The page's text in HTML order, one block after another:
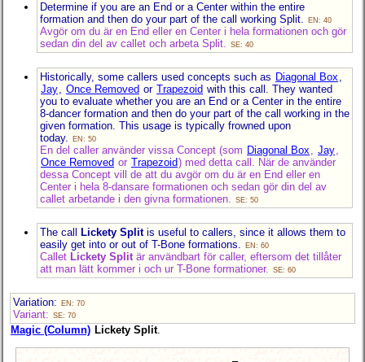
Determine if you are an End or a Center within the entire
formation and then do your part of the call working Split.
EN: 40
Avgör om du är en End eller en Center i hela formationen och gör
sedan din del av callet och arbeta Split. SE: 40
Historically, some callers used concepts such as Diagonal Box,
Jay, Once Removed or Trapezoid with this call. They wanted
you to evaluate whether you are an End or a Center in the entire
8-dancerformation and then do your part of the call working in the
given formation. This usage is typically frowned upon
today.
EN: 50
En del caller använder vissa Concept (som Diagonal Box, Jay,
Once Removed or Trapezoid) med detta call. När de använder
dessa Concept vill de att du avgör om du är en End eller en
Center i hela 8-dansare formationen och sedan gör din del av
callet arbetande i den givna formationen. SE: 50
The call Lickety Splitis useful to callers, since it allows them to
easily get into or out of T-Bone formations.
EN: 60
Callet Lickety Splitär användbart för caller, eftersom det tillåter
att man lätt kommer i och ur T-Bone formationer. SE: 60
Variation: EN: 70
Variant: SE: 70
Magic (Column) Lickety Split.